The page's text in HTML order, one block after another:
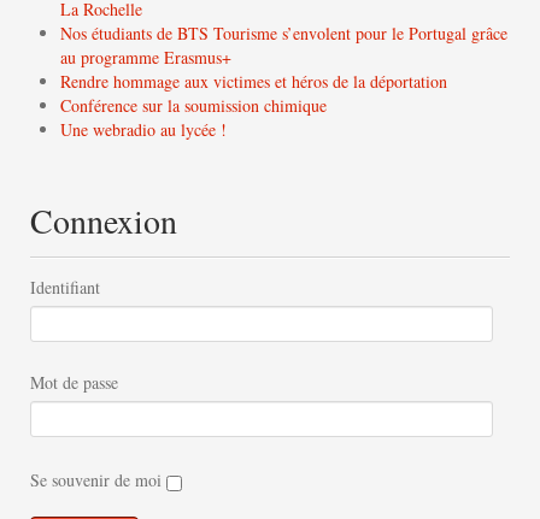
La Rochelle
Nos étudiants de BTS Tourisme s’envolent pour le Portugal grâce
au programme Erasmus+
Rendre hommage aux victimes et héros de la déportation
Conférence sur la soumission chimique
Une webradio au lycée !
Connexion
Identifiant
Mot de passe
Se souvenir de moi